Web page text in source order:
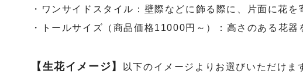
・ワンサイドスタイル：壁際などに飾る際に、片面に花を
・トールサイズ（商品価格11000円～）：高さのある花器
【生花イメージ】
以下のイメージよりお選びいただけま